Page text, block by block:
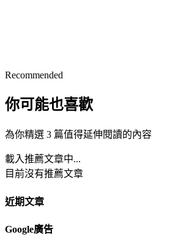
Recommended
你可能也喜歡
為你精選 3 篇值得延伸閱讀的內容
載入推薦文章中...
目前沒有推薦文章
近期文章
Google廣告